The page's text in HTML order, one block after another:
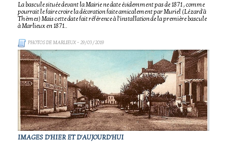
La bascule située devant la Mairie ne date évidemment pas de 1871 , comme
pourrait le faire croire la décoration faite amicalement par Muriel (Lézard'à
Thèmes) Mais cette date fait référence à l'installation de la première bascule
à Marlieux en 1871..
PHOTOS DE MARLIEUX- 29/03/2019
IMAGES D'HIER ET D'AUJOURD'HUI